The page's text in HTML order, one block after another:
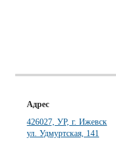
Адрес
426027, УР, г. Ижевск
ул. Удмуртская, 141